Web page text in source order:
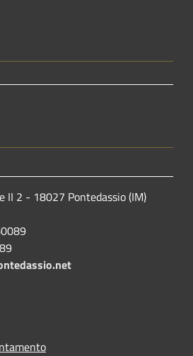
II 2 - 18027 Pontedassio (IM)